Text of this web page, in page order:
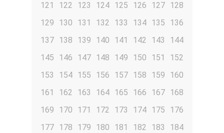
121
122 123 124 125 126 127 128
129
130 131 132 133 134 135
136
137 138 139 140 141 142 143
144
145
146 147 148 149 150 151
152
153
154 155 156 157 158 159
160
161
162 163 164 165 166 167 168
169
170 171 172 173 174 175
176
177 178 179 180 181 182 183
184